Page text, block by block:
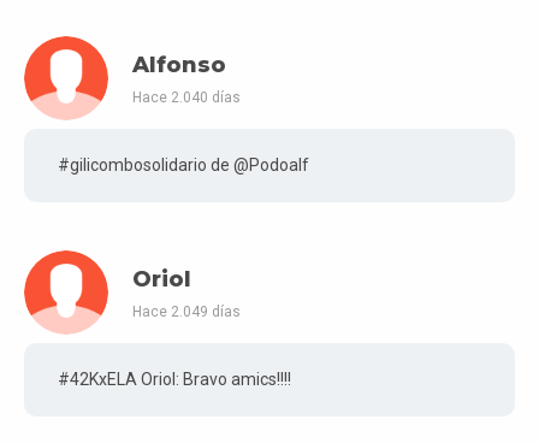
Alfonso
Hace 2.040 días
#gilicombosolidario de @Podoalf
Oriol
Hace 2.049 días
#42KxELA Oriol: Bravo amics!!!!